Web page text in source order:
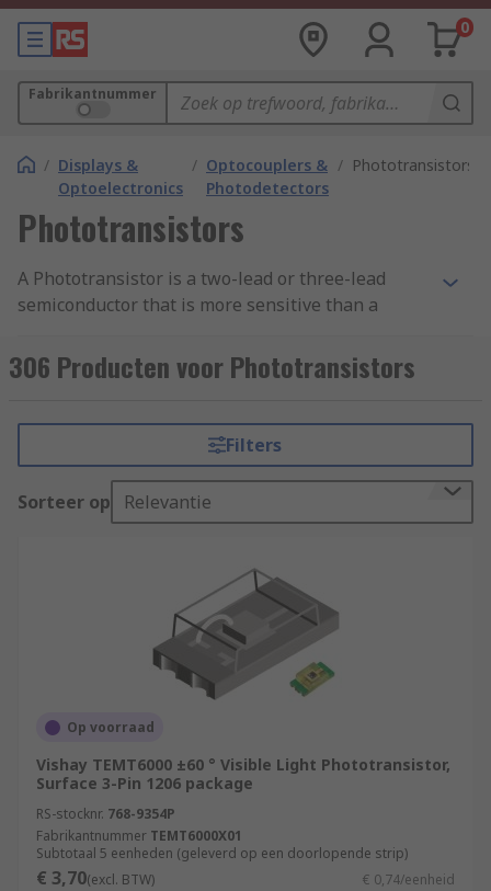
0
Fabrikantnummer
/ Displays &
Optoelectronics
/ Optocouplers &
Photodetectors
/ Phototransistors
Phototransistors
A Phototransistor is a two-lead or three-lead
semiconductor that is more sensitive than a
to alter currents to create an electrical signal.
silicon or another semi-conductive material.
How do Phototransistors work?
Once detection of light such as IR (infrared),
device will alter a current flowing between an
emitter and collector, depending on the light and
level of intensity it receives.
Features and Benefits
•Reflow surface-mounting support
•Small, ultra-thin
•High sensitivity
•Electromagnetic noise resistance
306 Producten voor Phototransistors
Filters
Sorteer op Relevantie
Op voorraad
Vishay TEMT6000 ±60 ° Visible Light Phototransistor,
Surface 3-Pin 1206 package
RS-stocknr. 768-9354P
Fabrikantnummer TEMT6000X01
Subtotaal 5 eenheden (geleverd op een doorlopende strip)
€ 3,70(excl. BTW) € 0,74/eenheid